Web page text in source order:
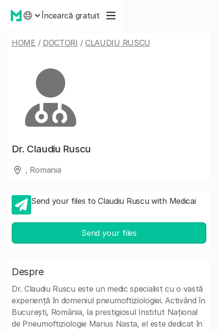
Încearcă gratuit
HOME / DOCTORI / CLAUDIU RUSCU
Dr. Claudiu Ruscu
, Romania
Send your files to Claudiu Ruscu with Medicai
Send your files
Despre
Dr. Claudiu Ruscu este un medic specialist cu o vastă
experiență în domeniul pneumoftiziologiei. Activând în
București, România, la prestigiosul Institut Național
de Pneumoftiziologie Marius Nasta, el este dedicat în